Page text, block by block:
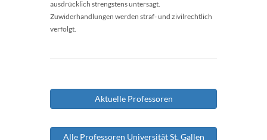
ausdrücklich strengstens untersagt.
Zuwiderhandlungen werden straf- und zivilrechtlich
verfolgt.
Aktuelle Professoren
Alle Professoren Universität St. Gallen